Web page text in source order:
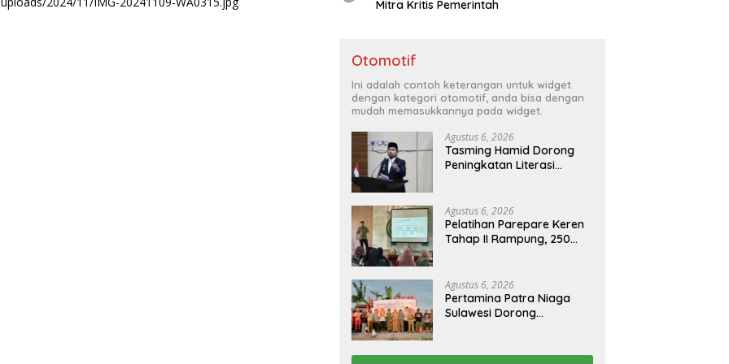
Mitra Kritis Pemerintah
Otomotif
Ini adalah contoh keterangan untuk widget
dengan kategori otomotif, anda bisa dengan
mudah memasukkannya pada widget.
Agustus 6, 2026
Tasming Hamid Dorong
Peningkatan Literasi
GENCARKAN
Agustus 6, 2026
Pelatihan Parepare Keren
Tahap II Rampung, 250
Agustus 6, 2026
Pertamina Patra Niaga
Sulawesi Dorong
Solusi Energi Irigasi